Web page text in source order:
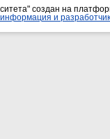
создан на
и